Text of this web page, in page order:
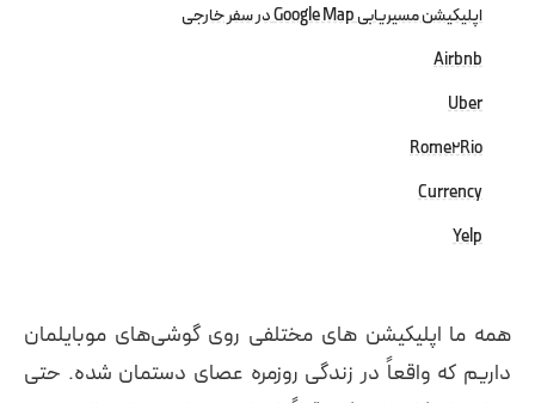
اپلیکیشن‌ مسیریابی Google Map در سفر خارجی
Airbnb
Uber
Rome2Rio
Currency
Yelp
همه ما اپلیکیشن های مختلفی روی گوشی‌های موبایلمان
داریم که واقعاً در زندگی روزمره عصای دستمان شده. حتی